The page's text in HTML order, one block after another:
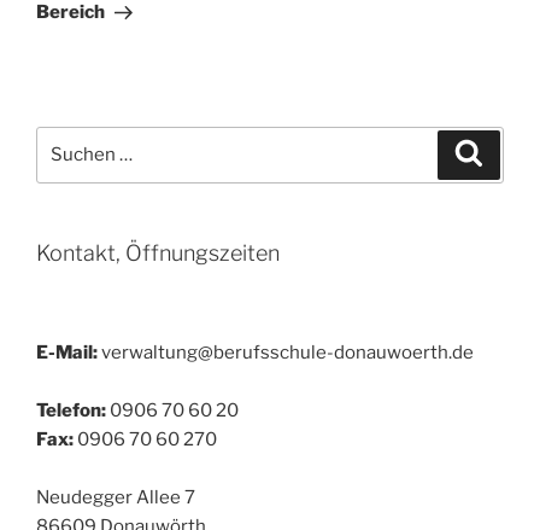
Bereich
nach:
Kontakt, Öffnungszeiten
E-Mail:verwaltung@berufsschule-donauwoerth.de
Telefon: 0906 70 60 20
Fax: 0906 70 60 270
Neudegger Allee 7